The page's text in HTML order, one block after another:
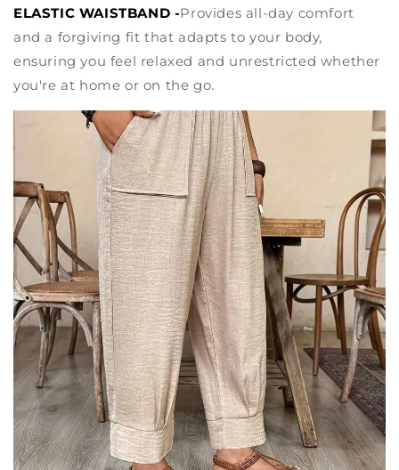
ELASTIC WAISTBAND -Provides all-day comfort
and a forgiving fit that adapts to your body,
ensuring you feel relaxed and unrestricted whether
you're at home or on the go.